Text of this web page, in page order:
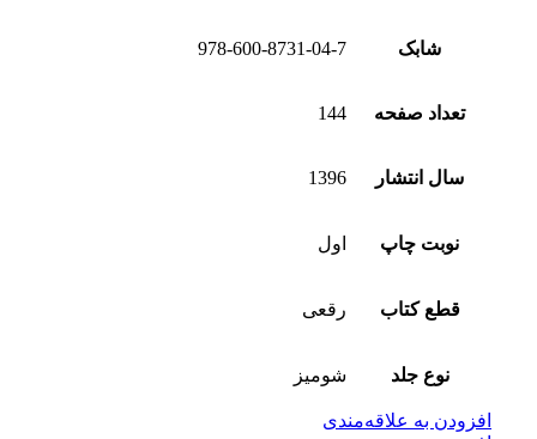
شابک 978-600-8731-04-7
تعداد صفحه 144
سال انتشار 1396
نوبت چاپ اول
قطع کتاب رقعی
نوع جلد شومیز
افزودن به علاقه‌مندی